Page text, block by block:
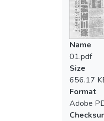
Name
01.pdf
Size
656.17
Format
Adobe